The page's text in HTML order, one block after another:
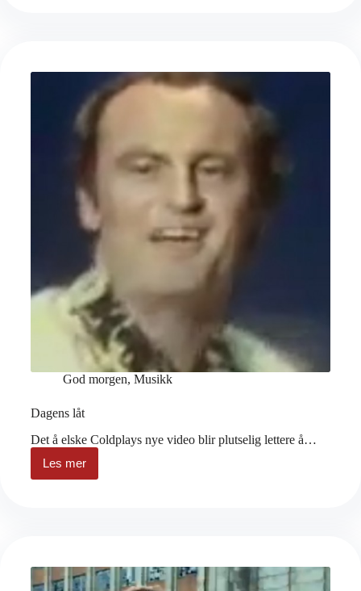
God morgen, Musikk
Dagens låt
Det å elske Coldplays nye video blir plutselig lettere å…
Les mer
Dagens
låt